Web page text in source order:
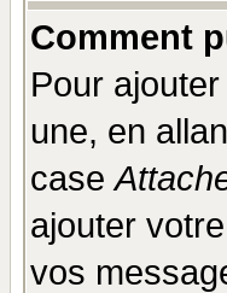
Comment
Pour
une, en
case
ajouter
vos